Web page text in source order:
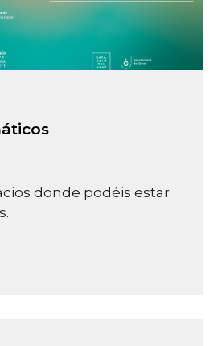
donde podéis estar